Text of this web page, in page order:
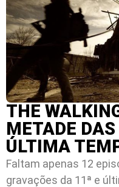
THE
METADE
ÚLTIMA
Faltam apenas 12
gravações da 11ª e